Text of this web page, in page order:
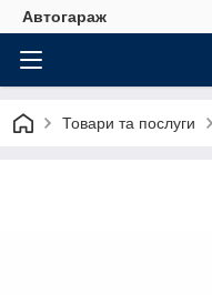
Автогараж
Товари та послуги